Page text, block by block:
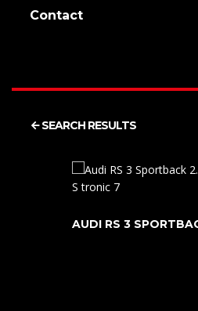
Contact
SEARCH RESULTS